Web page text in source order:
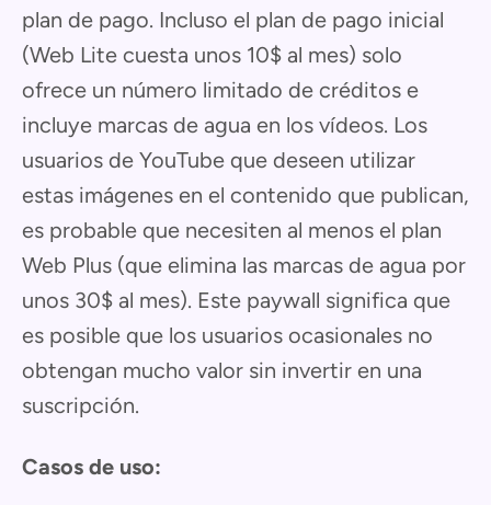
plan de pago. Incluso el plan de pago inicial
(Web Lite cuesta unos 10$ al mes) solo
ofrece un número limitado de créditos e
incluye marcas de agua en los vídeos. Los
usuarios de YouTube que deseen utilizar
estas imágenes en el contenido que publican,
es probable que necesiten al menos el plan
Web Plus (que elimina las marcas de agua por
unos 30$ al mes). Este paywall significa que
es posible que los usuarios ocasionales no
obtengan mucho valor sin invertir en una
suscripción.
Casos de uso: